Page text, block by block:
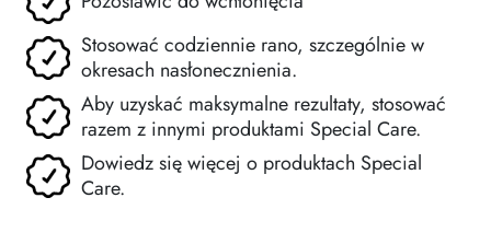
Stosować codziennie rano, szczególnie w
okresach nasłonecznienia.
Aby uzyskać maksymalne rezultaty, stosować
razem z innymi produktami Special Care.
Dowiedz się więcej o produktach Special
Care.